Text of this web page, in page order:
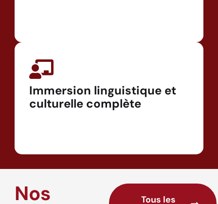
Immersion linguistique et
culturelle complète
Nos Tous les